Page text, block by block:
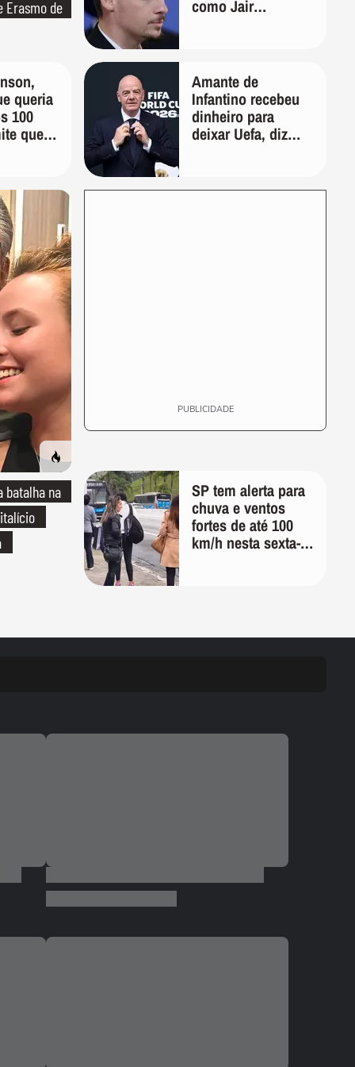
Erasmo de
batalha na
como Jair
queria
100
que
Amante de
Infantino recebeu
dinheiro para
deixar Uefa, diz
PUBLICIDADE
SP tem alerta para
chuva e ventos
fortes de até 100
km/h nesta sexta-